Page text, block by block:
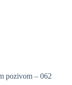
pozivom – 062